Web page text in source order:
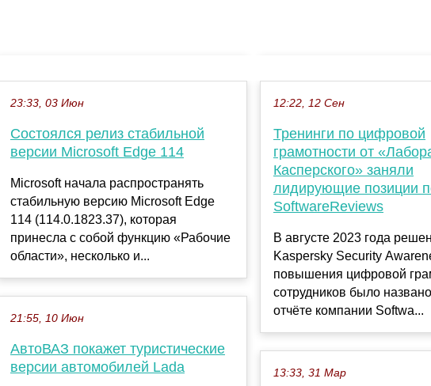
23:33, 03 Июн
Состоялся релиз стабильной
версии Microsoft Edge 114
Microsoft начала распространять
стабильную версию Microsoft Edge
114 (114.0.1823.37), которая
принесла с собой функцию «Рабочие
области», несколько и...
21:55, 10 Июн
АвтоВАЗ покажет туристические
версии автомобилей Lada
12:22, 12 Сен
Тренинги по цифровой
грамотности от
Касперского» заняли
лидирующие позиции
SoftwareReviews
В августе 2023 года
Kaspersky Security
повышения цифровой
сотрудников было
отчёте компании Softwa...
13:33, 31 Мар